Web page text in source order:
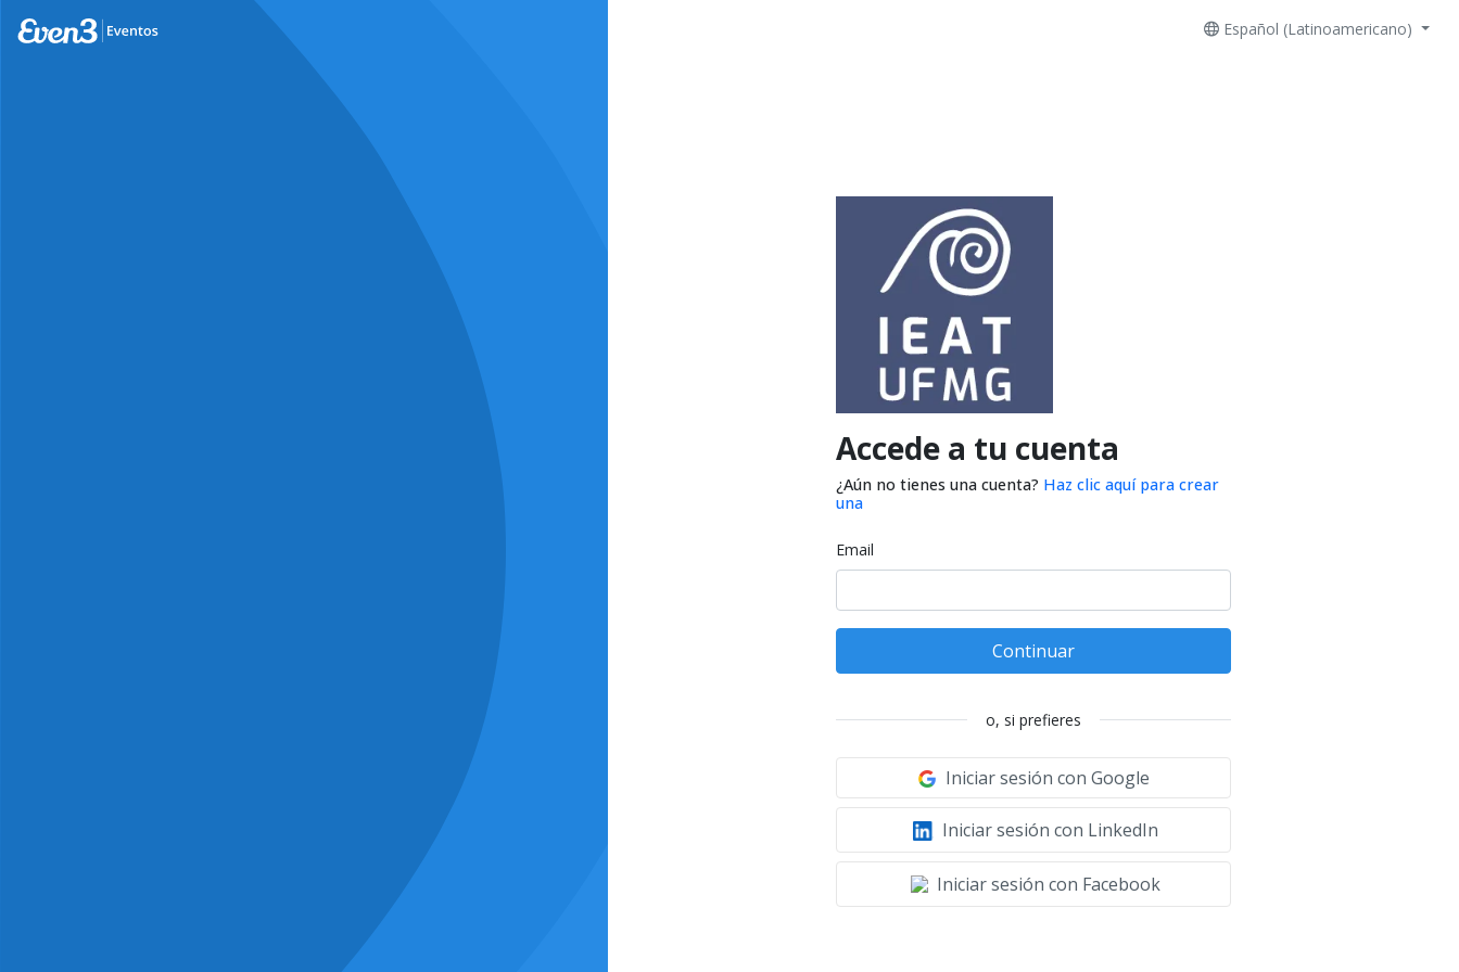
Español (Latinoamericano)
Accede a tu cuenta
¿Aún no tienes una cuenta? Haz clic aquí para crear
una
Email
Continuar
o, si prefieres
Iniciar sesión con Google
Iniciar sesión con LinkedIn
Iniciar sesión con Facebook